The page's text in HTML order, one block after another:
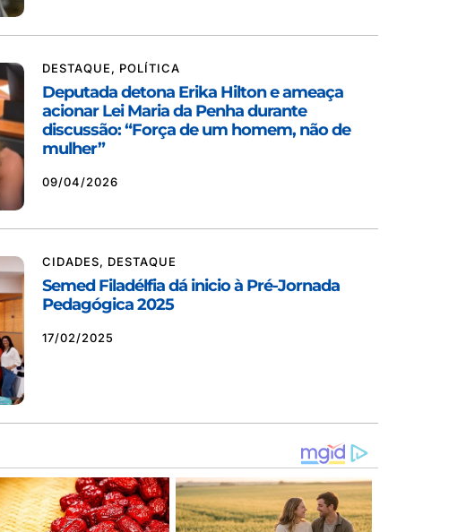
DESTAQUE, POLÍTICA
Deputada detona Erika Hilton e ameaça
acionar Lei Maria da Penha durante
discussão: “Força de um homem, não de
mulher”
09/04/2026
CIDADES, DESTAQUE
Semed Filadélfia dá inicio à Pré-Jornada
Pedagógica 2025
17/02/2025